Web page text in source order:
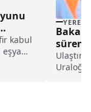
kabul
YEREL
Bakan
süren
haberi